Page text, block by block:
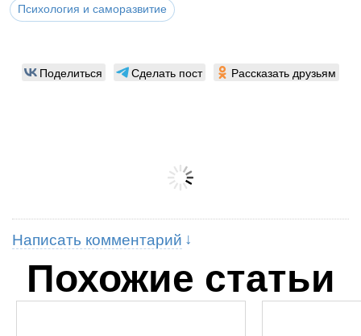
Психология и саморазвитие
Поделиться Сделать пост Рассказать друзьям
Написать комментарий
Похожие статьи